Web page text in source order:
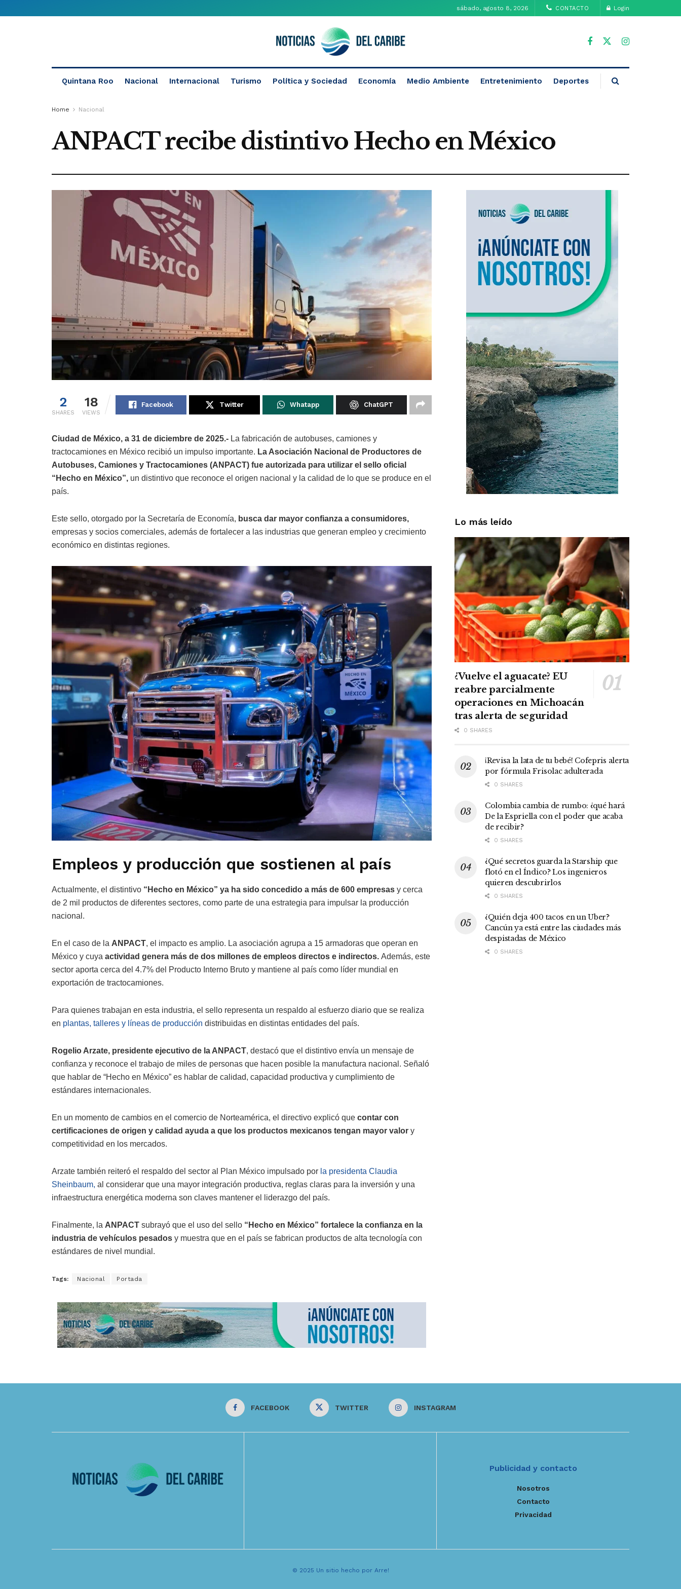
sábado, agosto 8, 2026 CONTACTO Login
Quintana Roo Nacional Internacional Turismo Política y Sociedad Economía Medio Ambiente Entretenimiento Deportes
Home Nacional
ANPACT recibe distintivo Hecho en México
2
SHARES
18
VIEWS
Facebook Twitter Whatapp ChatGPT
Ciudad de México, a 31 de diciembre de 2025.- La fabricación de autobuses, camiones y
tractocamiones en México recibió un impulso importante. La Asociación Nacional de Productores de
Autobuses, Camiones y Tractocamiones (ANPACT) fue autorizada para utilizar el sello oficial
“Hecho en México”, un distintivo que reconoce el origen nacional y la calidad de lo que se produce en el
país.
Este sello, otorgado por la Secretaría de Economía, busca dar mayor confianza a consumidores,
empresas y socios comerciales, además de fortalecer a las industrias que generan empleo y crecimiento
económico en distintas regiones.
Empleos y producción que sostienen al país
Actualmente, el distintivo “Hecho en México” ya ha sido concedido a más de 600 empresas y cerca
de 2 mil productos de diferentes sectores, como parte de una estrategia para impulsar la producción
nacional.
En el caso de la ANPACT, el impacto es amplio. La asociación agrupa a 15 armadoras que operan en
México y cuya actividad genera más de dos millones de empleos directos e indirectos. Además, este
sector aporta cerca del 4.7% del Producto Interno Bruto y mantiene al país como líder mundial en
exportación de tractocamiones.
Para quienes trabajan en esta industria, el sello representa un respaldo al esfuerzo diario que se realiza
en plantas, talleres y líneas de producción distribuidas en distintas entidades del país.
Rogelio Arzate, presidente ejecutivo de la ANPACT, destacó que el distintivo envía un mensaje de
confianza y reconoce el trabajo de miles de personas que hacen posible la manufactura nacional. Señaló
que hablar de “Hecho en México” es hablar de calidad, capacidad productiva y cumplimiento de
estándares internacionales.
En un momento de cambios en el comercio de Norteamérica, el directivo explicó que contar con
certificaciones de origen y calidad ayuda a que los productos mexicanos tengan mayor valor y
competitividad en los mercados.
Arzate también reiteró el respaldo del sector al Plan México impulsado por la presidenta Claudia
Sheinbaum, al considerar que una mayor integración productiva, reglas claras para la inversión y una
infraestructura energética moderna son claves mantener el liderazgo del país.
Finalmente, la ANPACT subrayó que el uso del sello “Hecho en México” fortalece la confianza en la
industria de vehículos pesados y muestra que en el país se fabrican productos de alta tecnología con
estándares de nivel mundial.
Tags: Nacional Portada
Lo más leído
¿Vuelve el aguacate? EU
reabre parcialmente
operaciones en Michoacán
tras alerta de seguridad
0 SHARES
¡Revisa la lata de tu bebé! Cofepris alerta
por fórmula Frisolac adulterada
0 SHARES
Colombia cambia de rumbo: ¿qué hará
De la Espriella con el poder que acaba
de recibir?
0 SHARES
¿Qué secretos guarda la Starship que
flotó en el Índico? Los ingenieros
quieren descubrirlos
0 SHARES
¿Quién deja 400 tacos en un Uber?
Cancún ya está entre las ciudades más
despistadas de México
0 SHARES
FACEBOOK TWITTER INSTAGRAM
Publicidad y contacto
Nosotros
Contacto
Privacidad
© 2025 Un sitio hecho por Arre!